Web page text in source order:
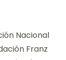
Nacional
Franz